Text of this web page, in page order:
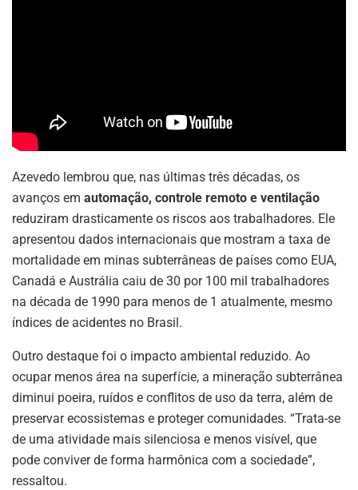
Azevedo lembrou que, nas últimas três décadas, os
avanços em automação, controle remoto e ventilação
reduziram drasticamente os riscos aos trabalhadores. Ele
apresentou dados internacionais que mostram a taxa de
mortalidade em minas subterrâneas de países como EUA,
Canadá e Austrália caiu de 30 por 100 mil trabalhadores
na década de 1990 para menos de 1 atualmente, mesmo
índices de acidentes no Brasil.
Outro destaque foi o impacto ambiental reduzido. Ao
ocupar menos área na superfície, a mineração subterrânea
diminui poeira, ruídos e conflitos de uso da terra, além de
preservar ecossistemas e proteger comunidades. “Trata-se
de uma atividade mais silenciosa e menos visível, que
pode conviver de forma harmônica com a sociedade”,
ressaltou.